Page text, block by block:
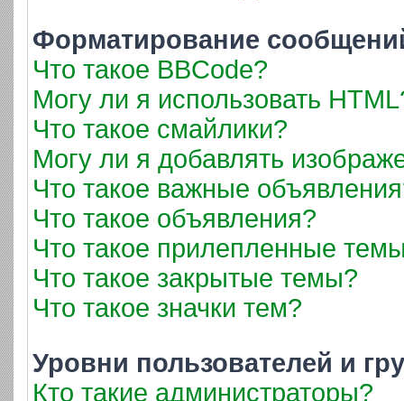
Форматирование
Что такое BBCode?
Могу ли я использовать
Что такое смайлики?
Могу ли я добавлять
Что такое важные
Что такое объявления?
Что такое прилепленные
Что такое закрытые темы?
Что такое значки тем?
Уровни пользователей и
Кто такие администраторы?